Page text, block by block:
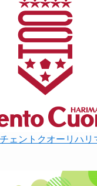
ェントクオーリハリ